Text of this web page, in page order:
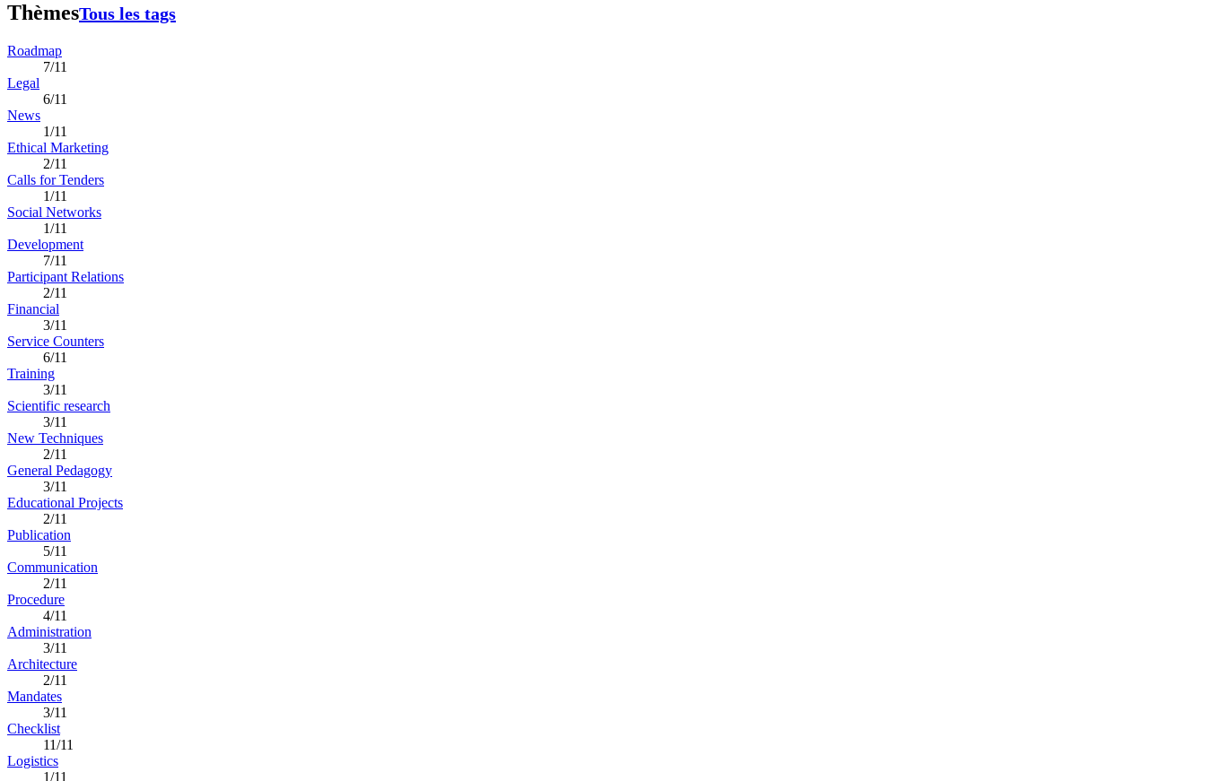
ThèmesTous les tags
Roadmap
7/11
Legal
6/11
News
1/11
Ethical Marketing
2/11
Calls for Tenders
1/11
Social Networks
1/11
Development
7/11
Participant Relations
2/11
Financial
3/11
Service Counters
6/11
Training
3/11
Scientific research
3/11
New Techniques
2/11
General Pedagogy
3/11
Educational Projects
2/11
Publication
5/11
Communication
2/11
Procedure
4/11
Administration
3/11
Architecture
2/11
Mandates
3/11
Checklist
11/11
Logistics
1/11